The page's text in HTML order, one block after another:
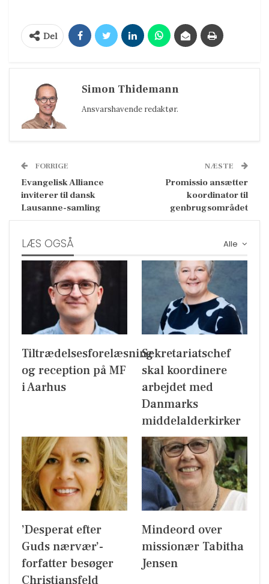
Del
Simon Thidemann
Ansvarshavende redaktør.
FORRIGE
Evangelisk Alliance
inviterer til dansk
Lausanne-samling
NÆSTE
Promissio ansætter
koordinator til
genbrugsområdet
Alle
LÆS OGSÅ
Tiltrædelsesforelæsning
og reception på MF
i Aarhus
Sekretariatschef
skal koordinere
arbejdet med
Danmarks
middelalderkirker
’Desperat efter
Guds nærvær’-
forfatter besøger
Christiansfeld
Mindeord over
missionær Tabitha
Jensen